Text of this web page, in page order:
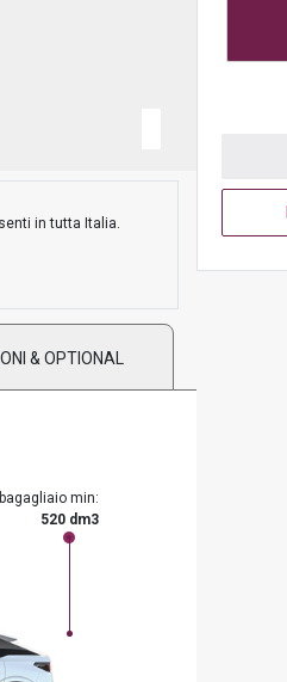
in tutta Italia.
& OPTIONAL
min:
520 dm3